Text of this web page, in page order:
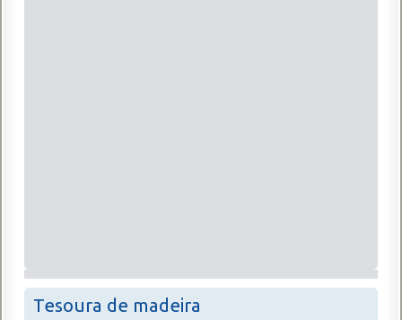
Tesoura de madeira